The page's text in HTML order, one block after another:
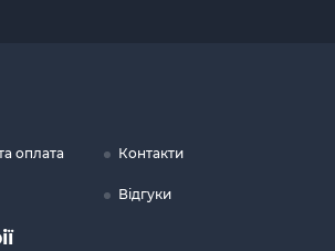
оплата Контакти
Відгуки